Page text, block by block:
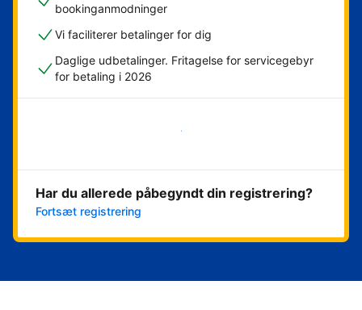
bookinganmodninger
Vi faciliterer betalinger for dig
Daglige udbetalinger. Fritagelse for servicegebyr
for betaling i 2026
Kom i gang med det samme
Har du allerede påbegyndt din registrering?
Fortsæt registrering